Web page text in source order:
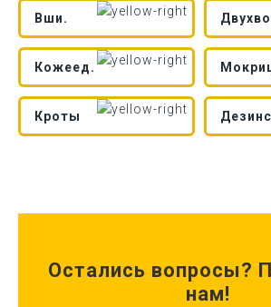
Вши.
Кожеед.
Кроты
Остались вопросы?
нам!